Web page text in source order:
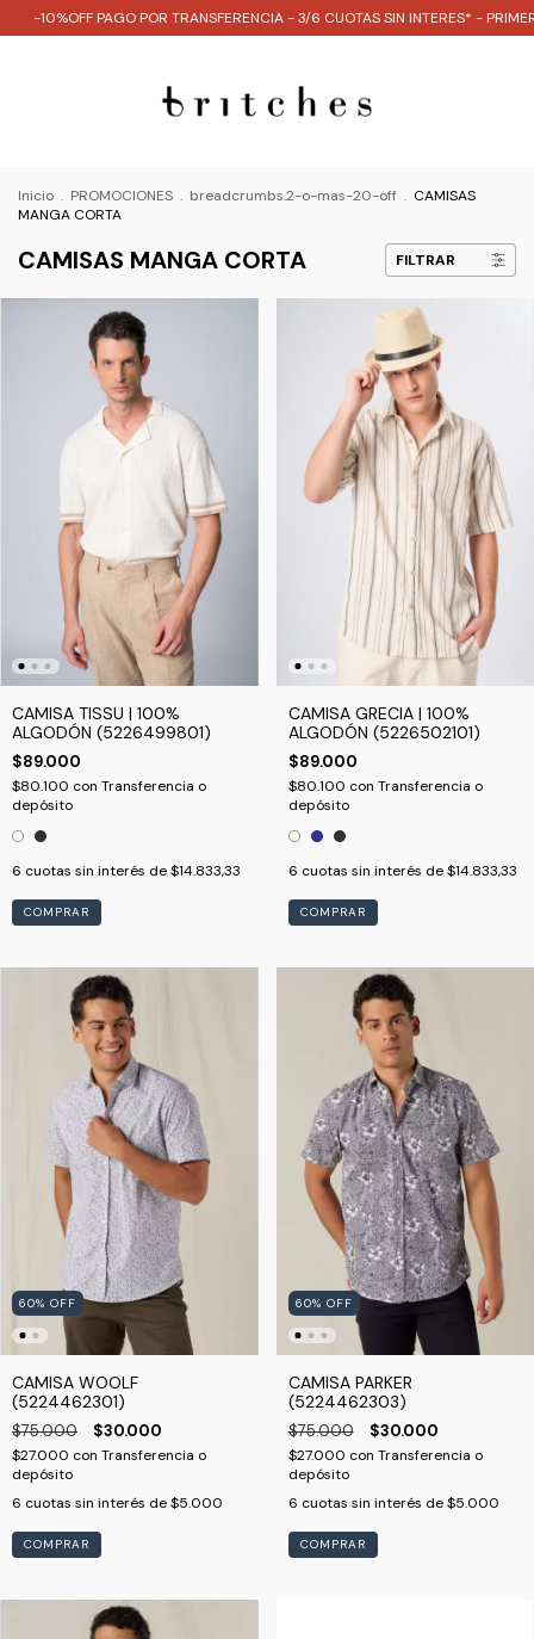
-10%OFF PAGO POR TRANSFERENCIA - 3/6 CUOTAS SIN INTERES* -
Inicio . PROMOCIONES . breadcrumbs.2-o-mas-20-off . CAMISAS
MANGA CORTA
CAMISAS MANGA CORTA FILTRAR
CAMISA TISSU | 100%
ALGODÓN (5226499801)
$89.000
$80.100 con Transferencia o
depósito
6 cuotas sin interés de$14.833,33
COMPRAR
CAMISA GRECIA | 100%
ALGODÓN (5226502101)
$89.000
$80.100 con Transferencia o
depósito
6 cuotas sin interés de$14.833,33
COMPRAR
60% OFF
CAMISA WOOLF
(5224462301)
$75.000 $30.000
$27.000 con Transferencia o
depósito
6 cuotas sin interés de$5.000
COMPRAR
60% OFF
CAMISA PARKER
(5224462303)
$75.000 $30.000
$27.000 con Transferencia o
depósito
6 cuotas sin interés de$5.000
COMPRAR